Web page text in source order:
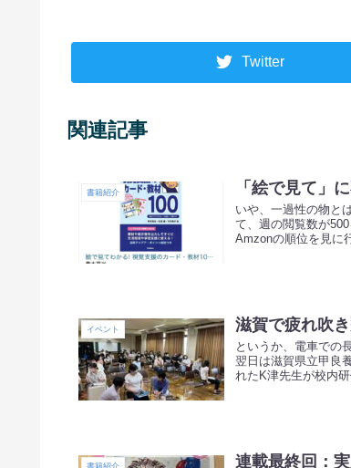
Twitter
関連記事
書籍紹介 「絵で見て」
いや、一過性の物と
て、週の閲覧数が
Amzonの順位を見に
イベント 滋賀で疲れ吹
というか、電車での
翌日は滋賀県立甲良
れたK津先生が校内
連載最終回：